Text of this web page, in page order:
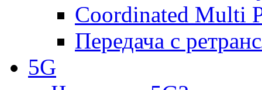
Coordinated Multi
Передача с
5G